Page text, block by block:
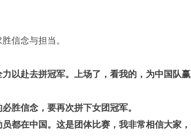
信念与担当。
以赴去拼冠军。上场了，看我的，为中国队赢
胜信念，要再次拼下女团冠军。
都在中国。这是团体比赛，我非常相信大家，